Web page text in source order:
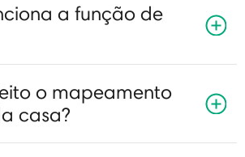
a função de
o mapeamento
casa?